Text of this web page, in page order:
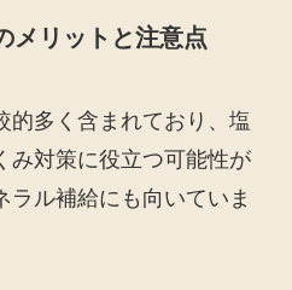
メリットと注意点
的多く含まれており、塩
み対策に役立つ可能性が
ラル補給にも向いていま